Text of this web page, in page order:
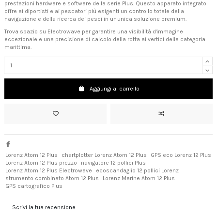
prestazioni hardware e software della serie Plus. Questo apparato integrato
offre ai diportisti e ai pescatori più esigenti un controllo totale della
navigazione e della ricerca dei pesci in un'unica soluzione premium.
Trova spazio su Electrowave per garantire una visibilità d'immagine
eccezionale e una precisione di calcolo della rotta ai vertici della categoria
marittima.
Aggiungi al carrello
Lorenz Atom 12 Plus chartplotter Lorenz Atom 12 Plus
GPS eco Lorenz 12 Plus
Lorenz Atom 12 Plus prezzo
navigatore 12 pollici Plus
Lorenz Atom 12 Plus Electrowave
ecoscandaglio 12 pollici Lorenz
strumento combinato Atom 12 Plus
Lorenz Marine Atom 12 Plus
GPS cartografico Plus
Scrivi la tua recensione